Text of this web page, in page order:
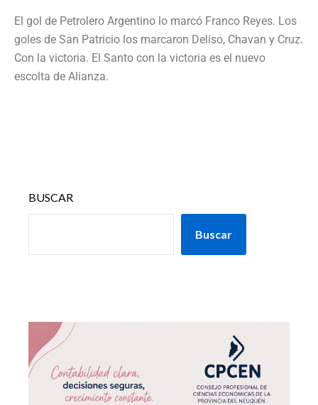
El gol de Petrolero Argentino lo marcó Franco Reyes. Los
goles de San Patricio los marcaron Deliso, Chavan y Cruz.
Con la victoria. El Santo con la victoria es el nuevo
escolta de Alianza.
BUSCAR
Buscar